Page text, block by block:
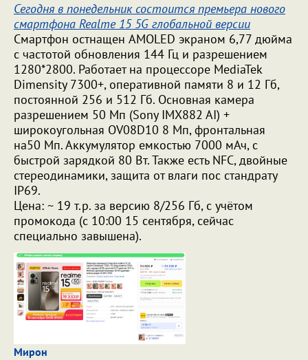
Сегодня в понедельник состоится премьера нового
смартфона Realme 15 5G глобальной версии
Смартфон остнащен AMOLED экраном 6,77 дюйма
с частотой обновления 144 Гц и разрешением
1280*2800. Работает на процессоре MediaTek
Dimensity 7300+, оперативной памяти 8 и 12 Гб,
постоянной 256 и 512 Гб. Основная камера
разрешением 50 Мп (Sony IMX882 AI) +
широкоугольная OV08D10 8 Мп, фронтальная
на50 Мп. Аккумулятор емкостью 7000 мАч, с
быстрой зарядкой 80 Вт. Также есть NFC, двойные
стереодинамики, защита от влаги пос стандрату
IP69.
Цена: ~ 19 т.р. за версию 8/256 Гб, с учётом
промокода (с 10:00 15 сентября, сейчас
специально завышена).
Мирон